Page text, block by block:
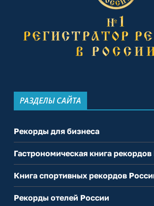
РАЗДЕЛЫ САЙТА
Рекорды для бизнеса
Гастрономическая книга
Книга спортивных рекордов
Рекорды отелей России